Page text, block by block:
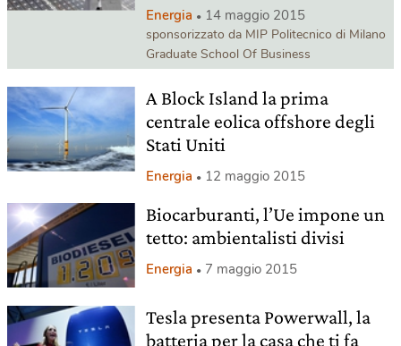
Energia 14 maggio 2015
sponsorizzato da MIP Politecnico di Milano
Graduate School Of Business
A Block Island la prima
centrale eolica offshore degli
Stati Uniti
Energia 12 maggio 2015
Biocarburanti, l’Ue impone un
tetto: ambientalisti divisi
Energia 7 maggio 2015
Tesla presenta Powerwall, la
batteria per la casa che ti fa